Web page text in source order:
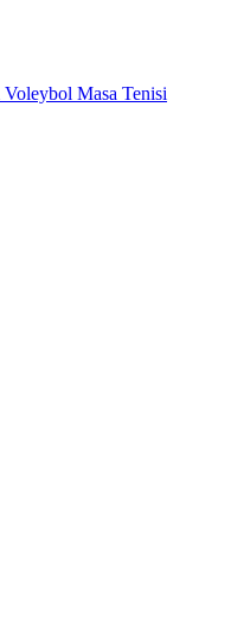
Voleybol Masa Tenisi